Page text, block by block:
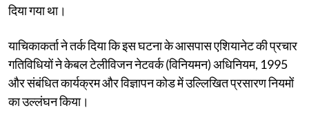
दिया गया था।
याचिकाकर्ता ने तर्क दिया कि इस घटना के आसपास एशियानेट की प्रचार
गतिविधियों ने केबल टेलीविजन नेटवर्क (विनियमन) अधिनियम, 1995
और संबंधित कार्यक्रम और विज्ञापन कोड में उल्लिखित प्रसारण नियमों
का उल्लंघन किया।